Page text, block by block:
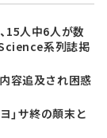
15人中6人が数
系列誌掲
容追及され困惑
」サ終の顛末と